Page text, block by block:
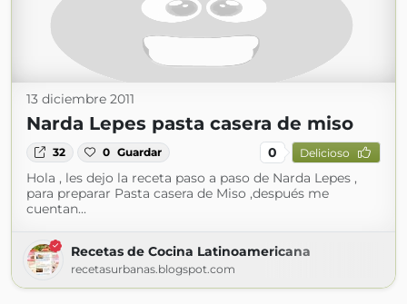
13 diciembre 2011
Narda Lepes pasta casera de miso
32 0 Guardar 0 Delicioso
Hola , les dejo la receta paso a paso de Narda Lepes ,
para preparar Pasta casera de Miso ,después me
cuentan...
Recetas de Cocina Latinoamericana
recetasurbanas.blogspot.com